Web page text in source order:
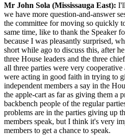
Mr John Sola (Mississauga East):
we have more question-and-answer
the committee for moving so quickly
same time, like to thank the Speaker
because I was pleasantly surprised,
short while ago to discuss this, after
three House leaders and the three
all three parties were very
were acting in good faith in trying to
independent members a say in the
the apple-cart as far as giving them a
backbench people of the regular
problems are in the parties giving up
members speak, but I think it's very
members to get a chance to speak.